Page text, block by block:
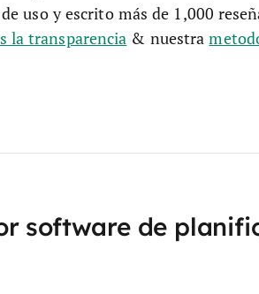
uso y escrito más de 1,000
la transparencia & nuestra
software de